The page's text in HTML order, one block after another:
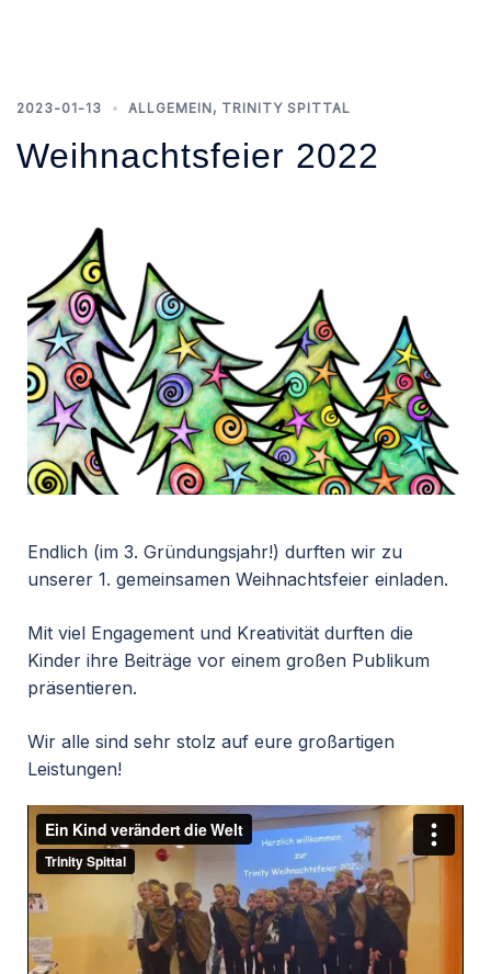
2023-01-13 ALLGEMEIN, TRINITY SPITTAL
Weihnachtsfeier 2022
Endlich (im 3. Gründungsjahr!) durften wir zu
unserer 1. gemeinsamen Weihnachtsfeier einladen.
Mit viel Engagement und Kreativität durften die
Kinder ihre Beiträge vor einem großen Publikum
präsentieren.
Wir alle sind sehr stolz auf eure großartigen
Leistungen!